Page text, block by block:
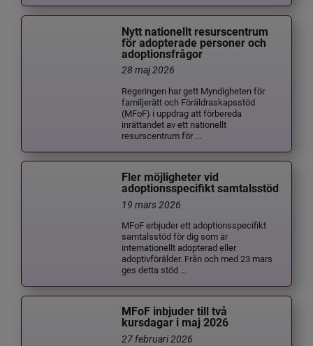
Nytt nationellt resurscentrum
för adopterade personer och
adoptionsfrågor
28 maj 2026
Regeringen har gett Myndigheten för
familjerätt och Föräldraskapsstöd
(MFoF) i uppdrag att förbereda
inrättandet av ett nationellt
resurscentrum för ...
Fler möjligheter vid
adoptionsspecifikt samtalsstöd
19 mars 2026
MFoF erbjuder ett adoptionsspecifikt
samtalsstöd för dig som är
internationellt adopterad eller
adoptivförälder. Från och med 23 mars
ges detta stöd ...
MFoF inbjuder till två
kursdagar i maj 2026
27 februari 2026